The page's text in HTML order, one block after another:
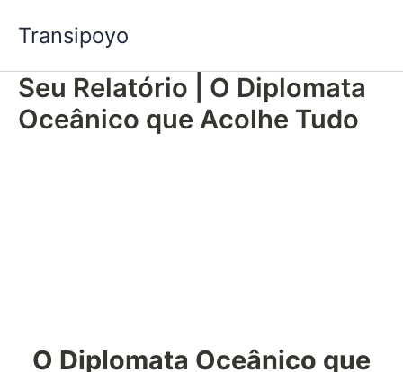
para
conteúdo
Transipoyo
Seu Relatório | O Diplomata
Oceânico que Acolhe Tudo
O Diplomata Oceânico que